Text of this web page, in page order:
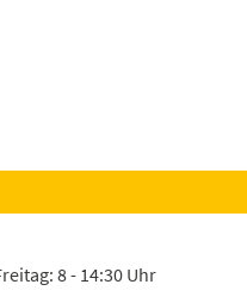
8 - 14:30 Uhr